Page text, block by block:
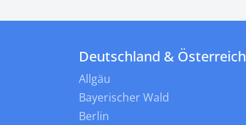
Deutschland & Österreich
Allgäu
Bayerischer Wald
Berlin